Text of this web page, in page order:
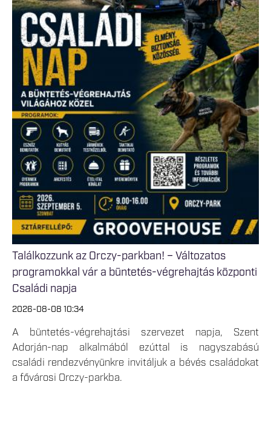
Találkozzunk az Orczy-parkban! – Változatos
programokkal vár a büntetés-végrehajtás központi
Családi napja
2026-08-08 10:34
A büntetés-végrehajtási szervezet napja, Szent
Adorján-nap alkalmából ezúttal is nagyszabású
családi rendezvényünkre invitáljuk a bévés családokat
a fővárosi Orczy-parkba.